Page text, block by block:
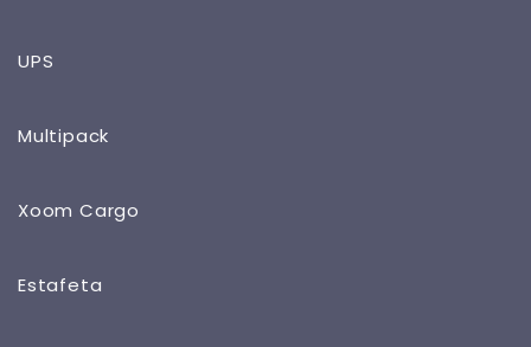
UPS
Multipack
Xoom Cargo
Estafeta